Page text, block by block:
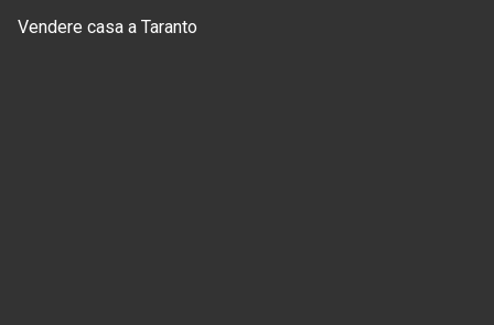
Vendere casa a Taranto